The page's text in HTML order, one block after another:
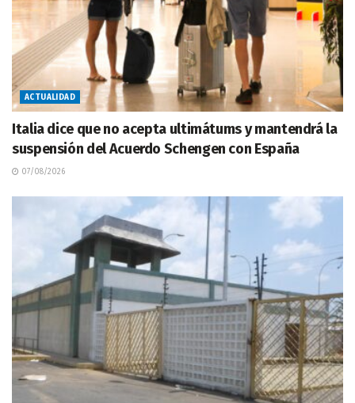
ACTUALIDAD
Italia dice que no acepta ultimátums y mantendrá la
suspensión del Acuerdo Schengen con España
07/08/2026